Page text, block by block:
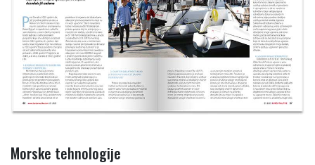
Morske tehnologije